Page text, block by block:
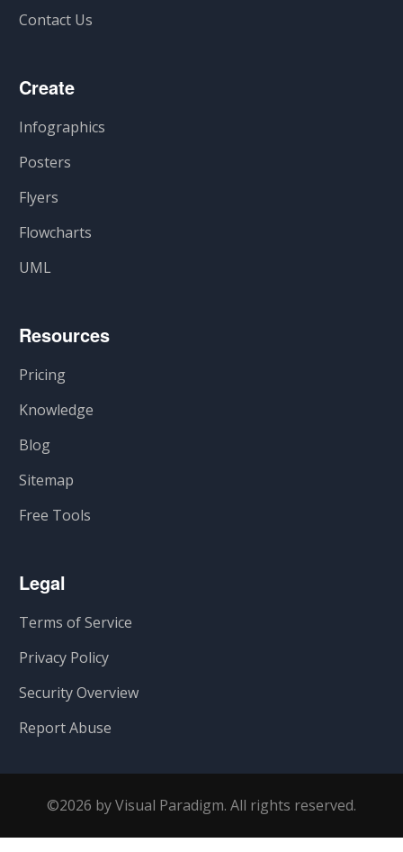
Contact Us
Create
Infographics
Posters
Flyers
Flowcharts
UML
Resources
Pricing
Knowledge
Blog
Sitemap
Free Tools
Legal
Terms of Service
Privacy Policy
Security Overview
Report Abuse
©2026 by Visual Paradigm. All rights reserved.